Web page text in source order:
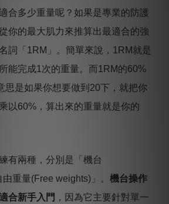
合多少重量呢？如果是專業的防護
你的最大肌力來推算出最適合的強
詞「1RM」。簡單來說，1RM就是
能完成1次的重量。而1RM的60%
思是如果你想要做到20下，就把你
以60%，算出來的重量就是你的
有兩種，分別是「機台
重量(Free weights)」。 機台操作
合新手入門 ，因為它主要針對單一